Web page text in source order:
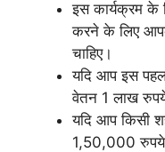
इस कार्यक्रम के
करने के लिए
चाहिए।
यदि आप इस पहल
वेतन 1 लाख
यदि आप किसी
1,50,000 रुपये